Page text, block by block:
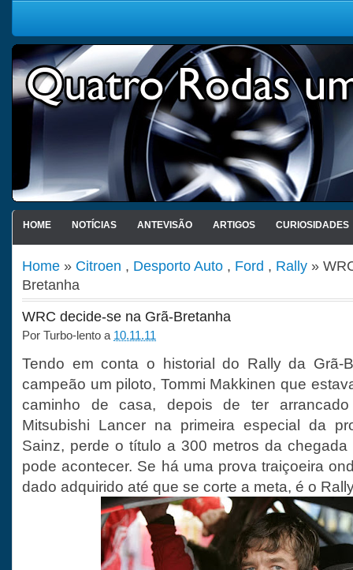
HOME NOTÍCIAS ANTEVISÃO ARTIGOS CURIOSIDADES
Home » Citroen , Desporto Auto , Ford , Rally »
Bretanha
WRC decide-se na Grã-Bretanha
Por Turbo-lento a 10.11.11
Tendo em conta o historial do Rally da Grã-
campeão um piloto, Tommi Makkinen que
caminho de casa, depois de ter
Mitsubishi Lancer na primeira especial da
Sainz, perde o título a 300 metros da
pode acontecer. Se há uma prova traiçoeira
dado adquirido até que se corte a meta, é o